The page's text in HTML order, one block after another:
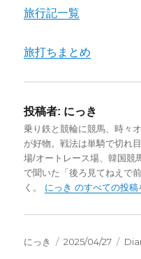
旅行記一覧
旅打ちまとめ
投稿者: にっき
乗り鉄と競輪に競馬、時々
が好物。戦法は単騎で切れ
場/オートレース場、韓国競
で聞いた「後ろ見てねえで
く。 にっき のすべての投稿
投
にっき
投
2025/04/27
カ